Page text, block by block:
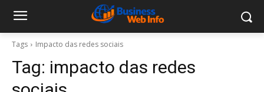
Tags Impacto das redes sociais
Tag: impacto das redes